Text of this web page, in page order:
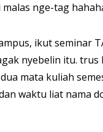
nge-tag
ikut seminar
nyebelin itu.
mata kuliah
waktu liat nama